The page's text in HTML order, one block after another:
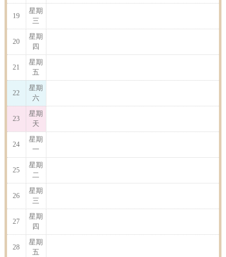
19
星期
三
20
星期
四
21
星期
五
22
星期
六
23
星期
天
24
星期
一
25
星期
二
26
星期
三
27
星期
四
28
星期
五